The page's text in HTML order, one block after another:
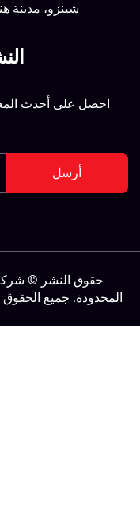
شينزو، مدينة
احصل على أحدث
أرسل
حقوق النشر © شركة خبي
جميع الحقوق